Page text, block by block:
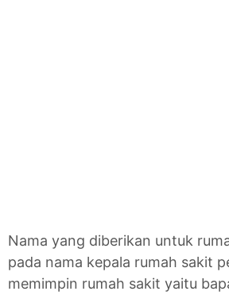
Nama yang diberikan untuk
pada nama kepala rumah sakit
memimpin rumah sakit yaitu